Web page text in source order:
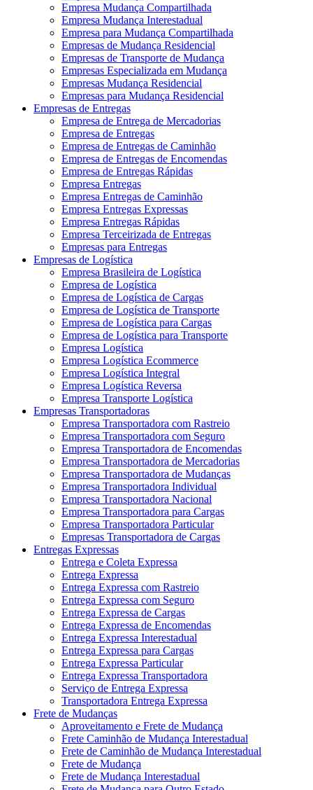
Empresa Mudança Compartilhada
Empresa Mudança Interestadual
Empresa para Mudança Compartilhada
Empresas de Mudança Residencial
Empresas de Transporte de Mudança
Empresas Especializada em Mudança
Empresas Mudança Residencial
Empresas para Mudança Residencial
Empresas de Entregas
Empresa de Entrega de Mercadorias
Empresa de Entregas
Empresa de Entregas de Caminhão
Empresa de Entregas de Encomendas
Empresa de Entregas Rápidas
Empresa Entregas
Empresa Entregas de Caminhão
Empresa Entregas Expressas
Empresa Entregas Rápidas
Empresa Terceirizada de Entregas
Empresas para Entregas
Empresas de Logística
Empresa Brasileira de Logística
Empresa de Logística
Empresa de Logística de Cargas
Empresa de Logística de Transporte
Empresa de Logística para Cargas
Empresa de Logística para Transporte
Empresa Logística
Empresa Logística Ecommerce
Empresa Logística Integral
Empresa Logística Reversa
Empresa Transporte Logística
Empresas Transportadoras
Empresa Transportadora com Rastreio
Empresa Transportadora com Seguro
Empresa Transportadora de Encomendas
Empresa Transportadora de Mercadorias
Empresa Transportadora de Mudanças
Empresa Transportadora Individual
Empresa Transportadora Nacional
Empresa Transportadora para Cargas
Empresa Transportadora Particular
Empresas Transportadora de Cargas
Entregas Expressas
Entrega e Coleta Expressa
Entrega Expressa
Entrega Expressa com Rastreio
Entrega Expressa com Seguro
Entrega Expressa de Cargas
Entrega Expressa de Encomendas
Entrega Expressa Interestadual
Entrega Expressa para Cargas
Entrega Expressa Particular
Entrega Expressa Transportadora
Serviço de Entrega Expressa
Transportadora Entrega Expressa
Frete de Mudanças
Aproveitamento e Frete de Mudança
Frete Caminhão de Mudança Interestadual
Frete de Caminhão de Mudança Interestadual
Frete de Mudança
Frete de Mudança Interestadual